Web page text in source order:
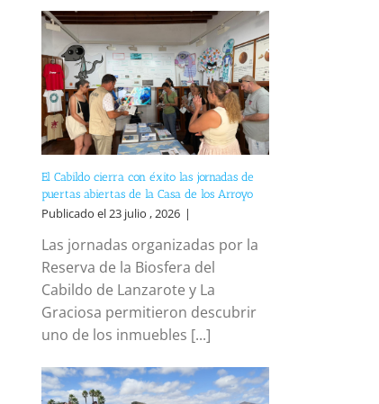
El Cabildo cierra con éxito las jornadas de
puertas abiertas de la Casa de los Arroyo
Publicado el 23 julio , 2026 |
Las jornadas organizadas por la
Reserva de la Biosfera del
Cabildo de Lanzarote y La
Graciosa permitieron descubrir
uno de los inmuebles [...]